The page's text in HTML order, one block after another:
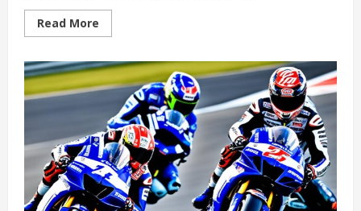
Read More
more
Lap
Tercepat
Yang
Dicetak
Pembalap
MotoGP
Di
Setiap
Sirkuit:
Analisis
dan
Pencapaian
Terbaru